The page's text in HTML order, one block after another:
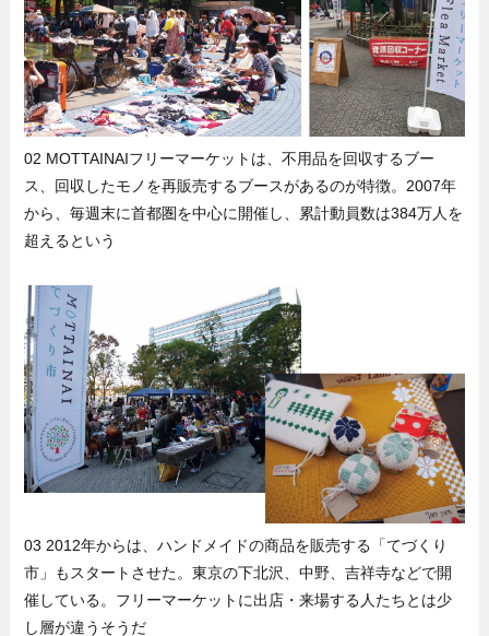
02 MOTTAINAIフリーマーケットは、不用品を回収するブー
ス、回収したモノを再販売するブースがあるのが特徴。2007年
から、毎週末に首都圏を中心に開催し、累計動員数は384万人を
超えるという
03 2012年からは、ハンドメイドの商品を販売する「てづくり
市」もスタートさせた。東京の下北沢、中野、吉祥寺などで開
催している。フリーマーケットに出店・来場する人たちとは少
し層が違うそうだ